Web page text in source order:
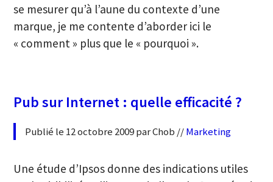
se mesurer qu’à l’aune du contexte d’une
marque, je me contente d’aborder ici le
« comment » plus que le « pourquoi ».
Pub sur Internet : quelle efficacité ?
Publié le 12 octobre 2009 par Chob //Marketing
Une étude d’Ipsos donne des indications utiles